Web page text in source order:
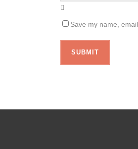
Save my name,